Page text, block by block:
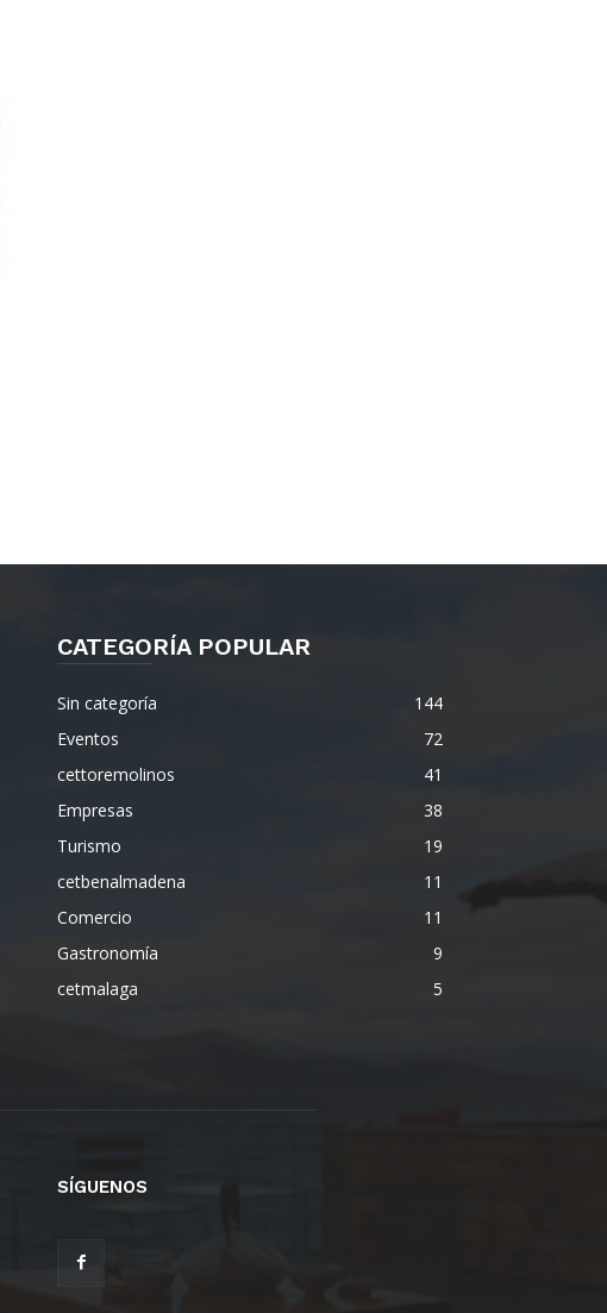
CATEGORÍA POPULAR
Sin categoría
144
Eventos
72
cettoremolinos
41
Empresas
38
Turismo
19
cetbenalmadena
11
Comercio
11
Gastronomía
9
cetmalaga
5
SÍGUENOS